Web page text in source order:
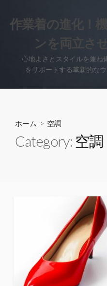
キ
作業着の進化！
ンを両立さ
心地よさとスタイルを兼ね
をサポートする革新的な
ホーム > 空調
Category: 空調